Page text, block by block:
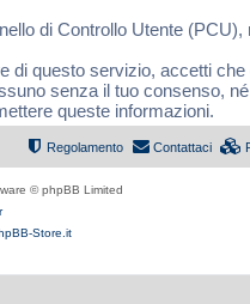
di Controllo Utente (PCU),
questo servizio, accetti
senza il tuo consenso,
queste informazioni.
Contattaci
Regolamento
© phpBB Limited
Store.it